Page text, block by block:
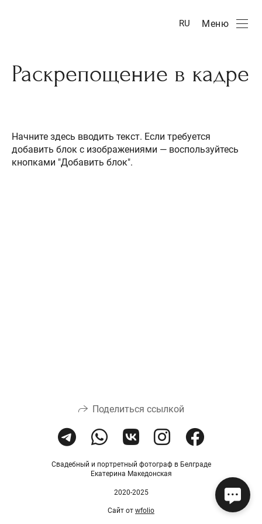
RU Меню
Раскрепощение в кадре
Начните здесь вводить текст. Если требуется
добавить блок с изображениями — воспользуйтесь
кнопками "Добавить блок".
Поделиться ссылкой
Свадебный и портретный фотограф в Белграде
Екатерина Македонская
2020-2025
Сайт от wfolio